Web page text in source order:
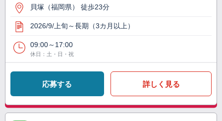
貝塚（福岡県） 徒歩23分
2026/9/上旬～長期（3カ月以上）
09:00～17:00
休日：土・日・祝
応募する 詳しく見る